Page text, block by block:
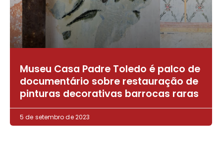
Museu Casa Padre Toledo é palco de
documentário sobre restauração de
pinturas decorativas barrocas raras
5 de setembro de 2023